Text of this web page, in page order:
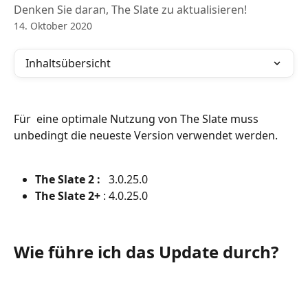
Denken Sie daran, The Slate zu aktualisieren!
14. Oktober 2020
Inhaltsübersicht
Für  eine optimale Nutzung von The Slate muss
unbedingt die neueste Version verwendet werden.
The Slate 2 : 3.0.25.0
The Slate 2+ : 4.0.25.0
Wie führe ich das Update durch?